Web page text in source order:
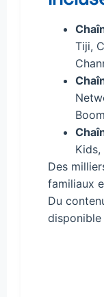
Tiji,
Des
familiaux
Du